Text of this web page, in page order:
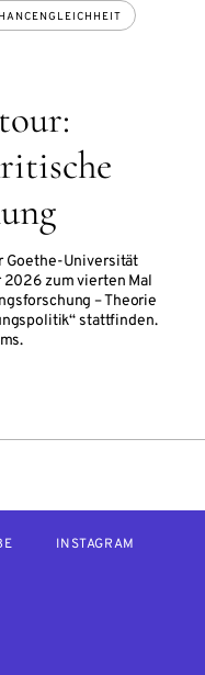
Goethe-Universität
2026 zum vierten Mal
– Theorie
stattfinden.
INSTAGRAM